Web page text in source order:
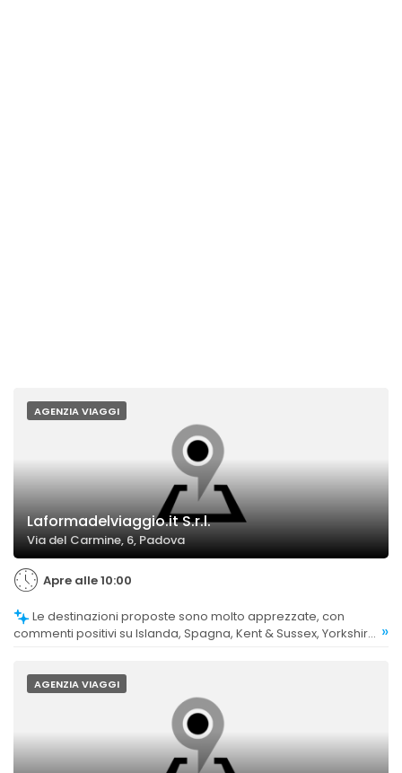
AGENZIA VIAGGI
Laformadelviaggio.it S.r.l.
Via del Carmine, 6, Padova
Apre alle 10:00
commenti positivi su Islanda, Spagna, Kent & Sussex, Yorkshire, »
AGENZIA VIAGGI